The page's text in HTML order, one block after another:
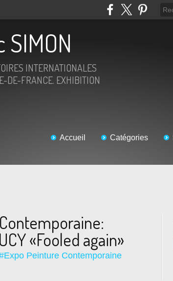
SIMON
INTERNATIONALES
DE-FRANCE. EXHIBITION
Accueil Catégories
«Fooled again»
Peinture Contemporaine